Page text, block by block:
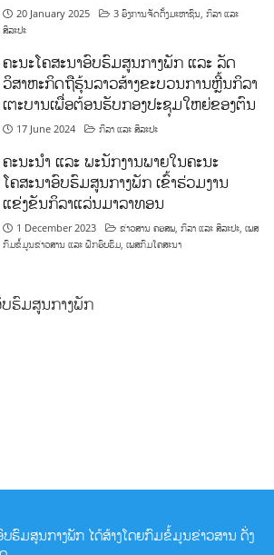
20 January 2025 3 ອົງການຈັດຕັ້ງມະຫາຊົນ ,ກິລາ ແລະ
ສິລະປະ
ຄະນະໂຄສະນາອົບຮົມສູນກາງພັກ ແລະ ລັດ
ວິສາຫະກິດຖືຮຸ້ນລາວສ້າງຂະບວນການຫຼີ້ນກິລາ
ເຕະບານເພື່ອຕ້ອນຮັບກອງປະຊຸມໃຫຍ່ຂອງຕົນ
17 June 2024 ກິລາ ແລະ ສິລະປະ
ຄະນະນຳ ແລະ ພະນັກງານພາຍໃນຄະນະ
ໂຄສະນາອົບຮົມສູນກາງພັກ ເຂົ້າຮ່ວມງານ
ແຂ່ງຂັນກິລາແລ່ນມາລາທອນ
1 December 2023 ຂ່າວສານ ຄອສພ ,ກິລາ ແລະ ສິລະປະ ,ເພສ
ກົມຂໍ້ມູນຂ່າວສານ ແລະ ຝຶກອົບຮົມ ,ເພສກົມໂຄສະນາ
ບຮົມສູນກາງພັກ
ບຮົມສູນກາງພັກ ໄດ້ສ້າງໂດຍກົມຂໍ້ມູນຂ່າວສານ ດັ່ງ